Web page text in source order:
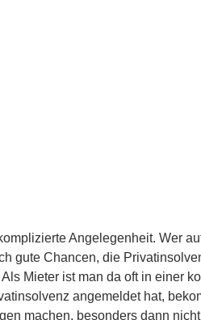
Angelegenheit. Wer
gute Chancen, die
Mieter ist man da oft in einer
angemeldet hat,
machen, besonders dann